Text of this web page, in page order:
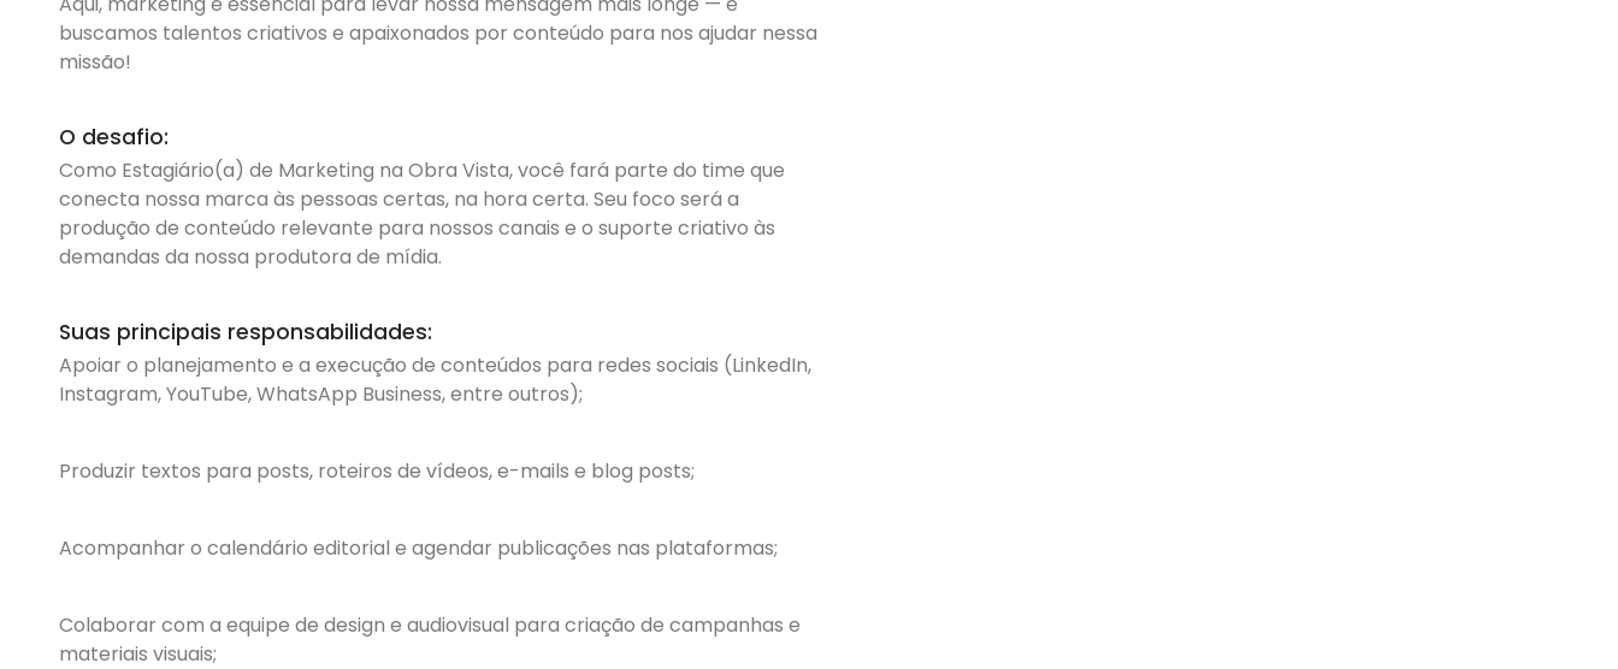
buscamos talentos criativos e apaixonados por conteúdo para nos ajudar nessa
missão!
O desafio:
Como Estagiário(a) de Marketing na Obra Vista, você fará parte do time que
conecta nossa marca às pessoas certas, na hora certa. Seu foco será a
produção de conteúdo relevante para nossos canais e o suporte criativo às
demandas da nossa produtora de mídia.
Suas principais responsabilidades:
Apoiar o planejamento e a execução de conteúdos para redes sociais (LinkedIn,
Instagram, YouTube, WhatsApp Business, entre outros);
Produzir textos para posts, roteiros de vídeos, e-mails e blog posts;
Acompanhar o calendário editorial e agendar publicações nas plataformas;
Colaborar com a equipe de design e audiovisual para criação de campanhas e
materiais visuais;